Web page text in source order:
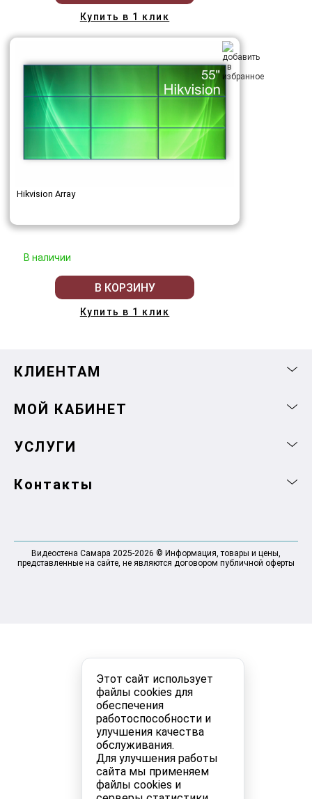
Этот сайт использует
файлы cookies для
обеспечения
работоспособности и
улучшения качества
обслуживания.
Для улучшения работы
сайта мы применяем
файлы cookies и
Купить в 1 клик
Hikvision Array
В наличии
В КОРЗИНУ
Купить в 1 клик
КЛИЕНТАМ
МОЙ КАБИНЕТ
УСЛУГИ
Контакты
Видеостена Самара 2025-2026 © Информация, товары и цены,
представленные на сайте, не являются договором публичной оферты